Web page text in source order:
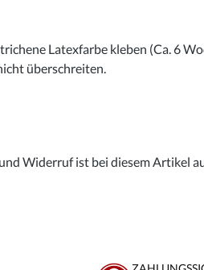
Latexfarbe kleben (Ca. 6
überschreiten.
Widerruf ist bei diesem Artikel